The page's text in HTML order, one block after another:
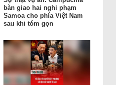
bàn giao hai nghi phạm
Samoa cho phía Việt Nam
sau khi tóm gọn